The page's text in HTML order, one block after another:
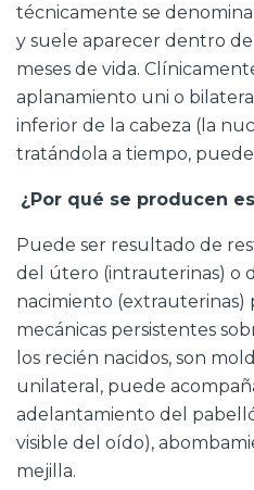
técnicamente se denomina
y suele aparecer dentro
meses de vida.
aplanamiento uni o
inferior de la cabeza (la
tratándola a tiempo,
¿Por qué se producen
Puede ser resultado de
del útero (intrauterinas) o
nacimiento (extrauterinas)
mecánicas persistentes
los recién nacidos, son
unilateral, puede
adelantamiento del
visible del oído),
mejilla.